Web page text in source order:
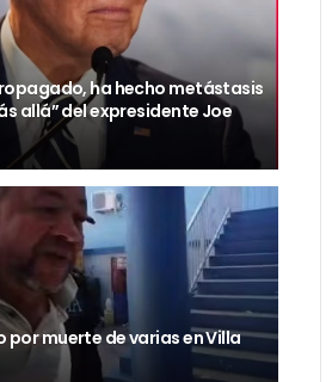
ha hecho metástasis
allá” del expresidente Joe
por muerte de varias en Villa